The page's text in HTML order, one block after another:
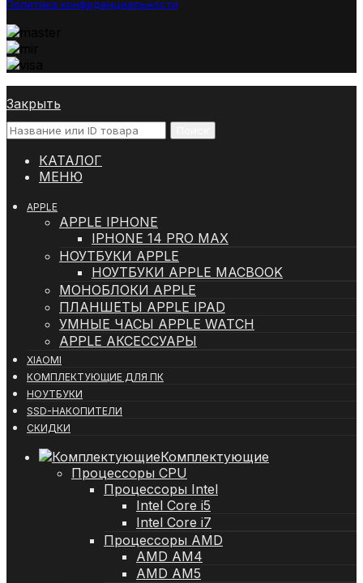
Политика конфиденциальности
Закрыть
КАТАЛОГ
МЕНЮ
APPLE
APPLE IPHONE
IPHONE 14 PRO MAX
НОУТБУКИ APPLE
НОУТБУКИ APPLE MACBOOK
МОНОБЛОКИ APPLE
ПЛАНШЕТЫ APPLE IPAD
УМНЫЕ ЧАСЫ APPLE WATCH
APPLE АКСЕССУАРЫ
XIAOMI
КОМПЛЕКТУЮЩИЕ ДЛЯ ПК
НОУТБУКИ
SSD-НАКОПИТЕЛИ
СКИДКИ
Комплектующие
Процессоры CPU
Процессоры Intel
Intel Core i5
Intel Core i7
Процессоры AMD
AMD AM4
AMD AM5